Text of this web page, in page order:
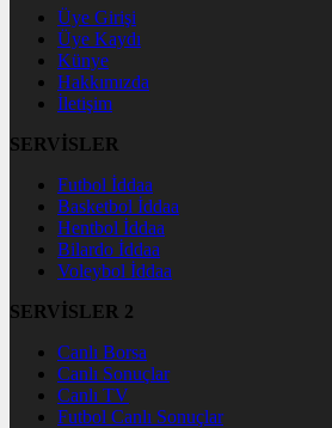
Üye Girişi
Üye Kaydı
Künye
Hakkımızda
İletişim
SERVİSLER
Futbol İddaa
Basketbol İddaa
Hentbol İddaa
Bilardo İddaa
Voleybol İddaa
SERVİSLER 2
Canlı Borsa
Canlı Sonuçlar
Canlı TV
Futbol Canlı Sonuçlar